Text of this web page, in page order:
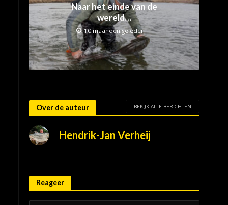
Naar het einde van de
wereld…
10 maanden geleden
Over de auteur BEKIJK ALLE BERICHTEN
Hendrik-Jan Verheij
Reageer